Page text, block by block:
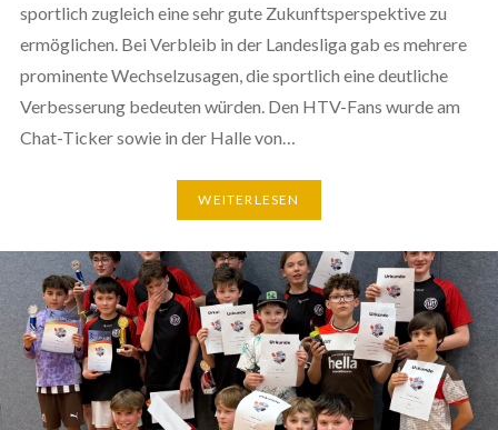
sportlich zugleich eine sehr gute Zukunftsperspektive zu
ermöglichen. Bei Verbleib in der Landesliga gab es mehrere
prominente Wechselzusagen, die sportlich eine deutliche
Verbesserung bedeuten würden. Den HTV-Fans wurde am
Chat-Ticker sowie in der Halle von…
WEITERLESEN